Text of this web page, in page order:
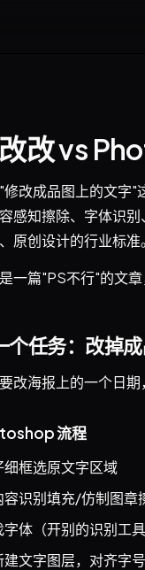
改 vs
改成品图上的文字"
容感知擦除、字体识
原创设计的行业标准。
一篇"PS不行"的文
个任务：改掉
改海报上的一个日期
流程
细框选原文字区域
容识别填充/仿制图
字体（开别的识别工
建文字图层，对齐字